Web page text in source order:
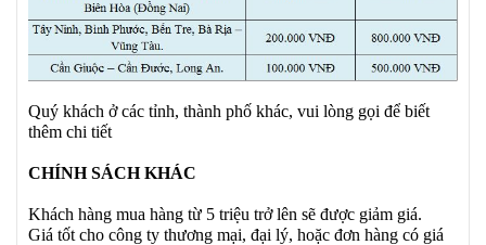
Quý khách ở các tỉnh, thành phố khác, vui lòng gọi để biết
thêm chi tiết
CHÍNH SÁCH KHÁC
Khách hàng mua hàng từ 5 triệu trở lên sẽ được giảm giá.
Giá tốt cho công ty thương mại, đại lý, hoặc đơn hàng có giá